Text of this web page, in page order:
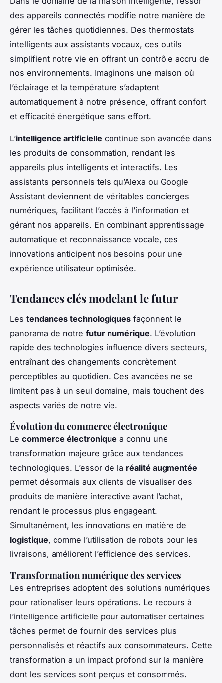
des appareils connectés modifie notre manière de
gérer les tâches quotidiennes. Des thermostats
intelligents aux assistants vocaux, ces outils
simplifient notre vie en offrant un contrôle accru de
nos environnements. Imaginons une maison où
l’éclairage et la température s’adaptent
automatiquement à notre présence, offrant confort
et efficacité énergétique sans effort.
L’intelligence artificielle continue son avancée dans
les produits de consommation, rendant les
appareils plus intelligents et interactifs. Les
assistants personnels tels qu’Alexa ou Google
Assistant deviennent de véritables concierges
numériques, facilitant l’accès à l’information et
gérant nos appareils. En combinant apprentissage
automatique et reconnaissance vocale, ces
innovations anticipent nos besoins pour une
expérience utilisateur optimisée.
Tendances clés modelant le futur
Les tendances technologiques façonnent le
panorama de notre futur numérique. L’évolution
rapide des technologies influence divers secteurs,
entraînant des changements concrètement
perceptibles au quotidien. Ces avancées ne se
limitent pas à un seul domaine, mais touchent des
aspects variés de notre vie.
Évolution du commerce électronique
Le commerce électronique a connu une
transformation majeure grâce aux tendances
technologiques. L’essor de la réalité augmentée
permet désormais aux clients de visualiser des
produits de manière interactive avant l’achat,
rendant le processus plus engageant.
Simultanément, les innovations en matière de
logistique, comme l’utilisation de robots pour les
livraisons, améliorent l’efficience des services.
Transformation numérique des services
Les entreprises adoptent des solutions numériques
pour rationaliser leurs opérations. Le recours à
l’intelligence artificielle pour automatiser certaines
tâches permet de fournir des services plus
personnalisés et réactifs aux consommateurs. Cette
transformation a un impact profond sur la manière
dont les services sont perçus et consommés.